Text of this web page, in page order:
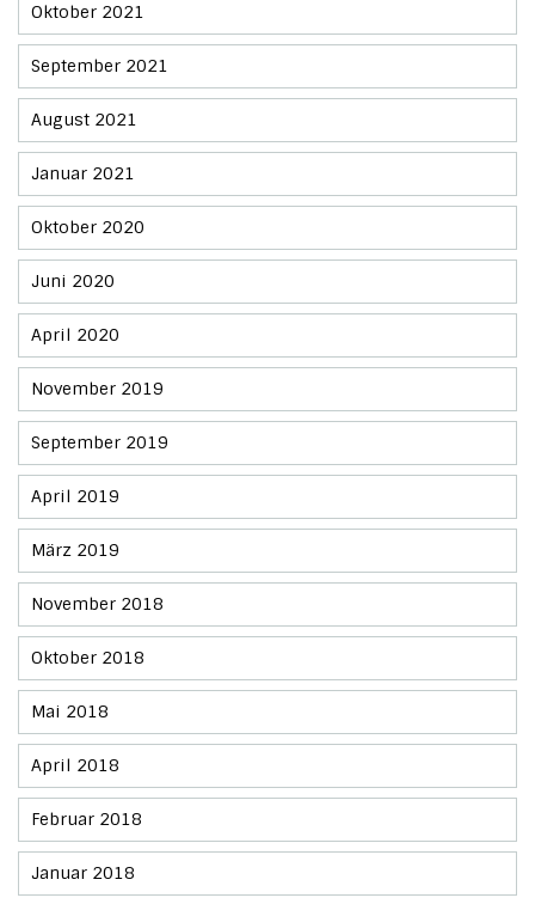
Oktober 2021
September 2021
August 2021
Januar 2021
Oktober 2020
Juni 2020
April 2020
November 2019
September 2019
April 2019
März 2019
November 2018
Oktober 2018
Mai 2018
April 2018
Februar 2018
Januar 2018